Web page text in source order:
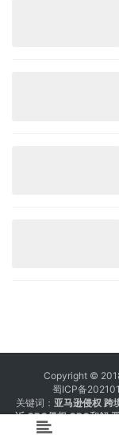
Copyright ©
蜀ICP备
关键词： 亚马逊侵权 跨
诉 GBC侵权 GBC和解